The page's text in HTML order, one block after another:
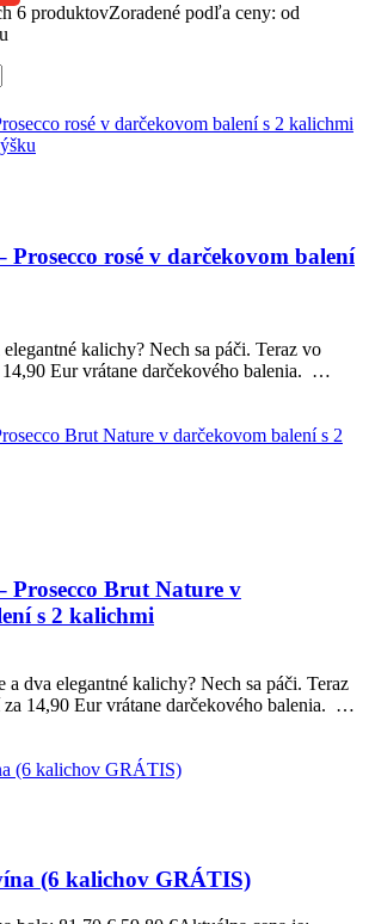
6 produktovZoradené podľa ceny: od
Prosecco rosé v darčekovom balení
elegantné kalichy? Nech sa páči. Teraz vo
Eur vrátane darčekového balenia. …
Prosecco Brut Nature v
s 2 kalichmi
a dva elegantné kalichy? Nech sa páči. Teraz
14,90 Eur vrátane darčekového balenia. …
(6 kalichov GRÁTIS)